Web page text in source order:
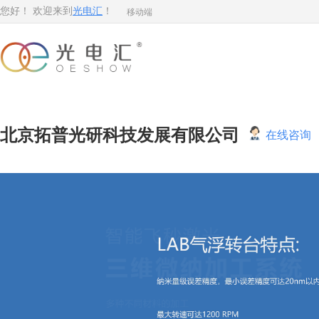
您好！ 欢迎来到 光电汇 ！ 移动端
北京拓普光研科技发展有限公司 在线咨询